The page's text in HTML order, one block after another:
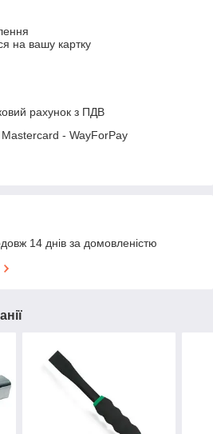
на вашу картку
рахунок з ПДВ
- WayForPay
14 днів за домовленістю